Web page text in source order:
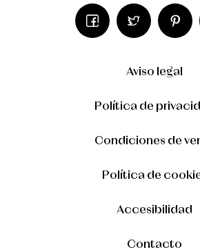
Aviso legal
Política de
Condiciones de
Política de
Accesibilidad
Contacto